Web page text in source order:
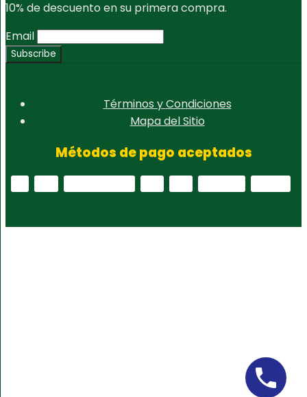
10% de descuento en su primera compra.
Email
Términos y Condiciones
Mapa del Sitio
Métodos de pago aceptados